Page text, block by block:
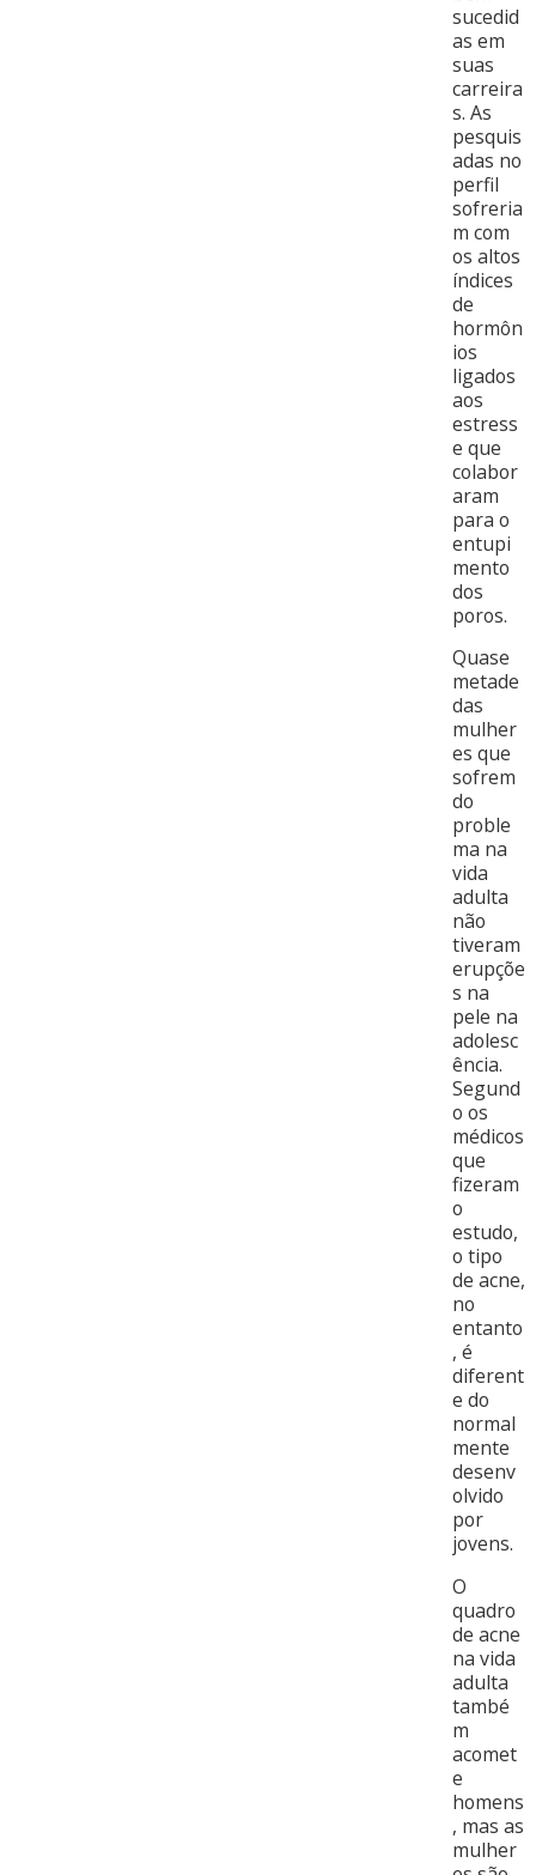
sucedid
as em
suas
carreira
s. As
pesquis
adas no
perfil
sofreria
m com
os altos
índices
de
hormôn
ios
ligados
aos
estress
e que
colabor
aram
para o
entupi
mento
dos
poros.
Quase
metade
das
mulher
es que
sofrem
do
proble
ma na
vida
adulta
não
tiveram
erupçõe
s na
pele na
adolesc
ência.
Segund
o os
médicos
que
fizeram
o
estudo,
o tipo
de acne,
no
entanto
, é
diferent
e do
normal
mente
desenv
olvido
por
jovens.
O
quadro
de acne
na vida
adulta
també
m
acomet
e
homens
, mas as
mulher